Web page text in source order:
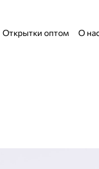
Открытки оптом О